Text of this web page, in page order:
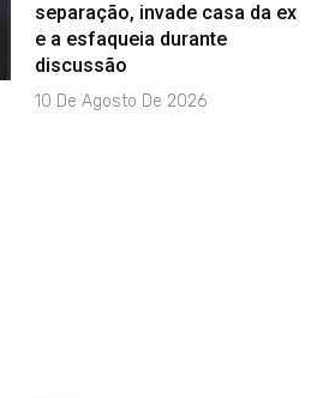
separação, invade casa da ex
e a esfaqueia durante
discussão
10 De Agosto De 2026